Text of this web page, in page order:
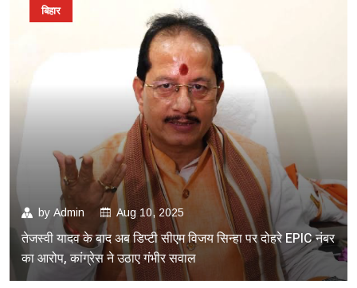
by Admin Aug 10, 2025
तेजस्वी यादव के बाद अब डिप्टी सीएम विजय सिन्हा पर दोहरे EPIC नंबर
का आरोप, कांग्रेस ने उठाए गंभीर सवाल
बिहार